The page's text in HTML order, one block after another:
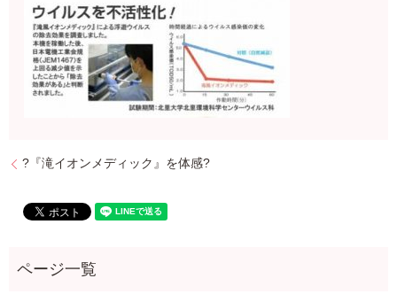
?『滝イオンメディック』を体感?